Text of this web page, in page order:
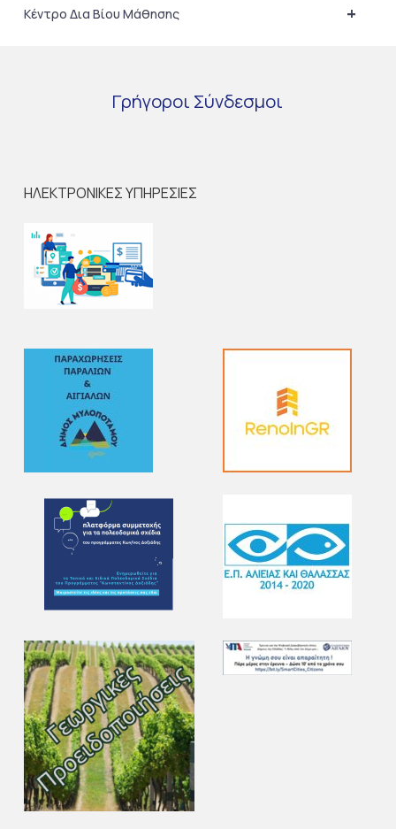
+
Κέντρο Δια Βίου Μάθησης
Γρήγοροι Σύνδεσμοι
ΗΛΕΚΤΡΟΝΙΚΕΣ ΥΠΗΡΕΣΙΕΣ